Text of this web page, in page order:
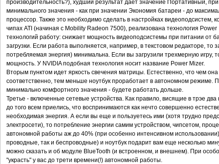
производительность?), худший результат дает значение Портативный,
минимального значения - как при значении Экономия батареи - до
процессор. Также это необходимо сделать в настройках видеоподсистем,
чипах ATI (начиная с Mobility Radeon 7500), реализована технология
технологий работу: снижает мощность видеоподсистемы при питании от
загрузки. Если работа выполняется, например, в текстовом редакторе, то
потребляемая энергия) минимальна. Если вы загрузили трехмерную игру,
мощность. У NVIDIA подобная технология носит название Power Mizer.
Вторым пунктом идет яркость свечения матрицы. Естественно, что чем
соответственно, тем меньше ноутбук проработает в автономном режиме.
минимально комфортного значения - будете работать дольше.
Третье - включенные сетевые устройства. Как правило, висящие в трэе
до того всем приелись, что воспринимаются как нечто совершенно
необходимая энергия. А если вы еще и пользуетесь ими (хотя трудно
электросети), то потребление энергии самим устройством, чипсетом,
автономной работы аж до 40% (при особенно интенсивном
проводные, так и беспроводные) и ноутбук подарит вам еще несколько
можно сказать и об модуле BlueTooth (и встроенном, и внешнем). При
"украсть" у вас до трети времени(!) автономной работы.